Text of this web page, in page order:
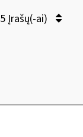
5 Įrašų(-ai)